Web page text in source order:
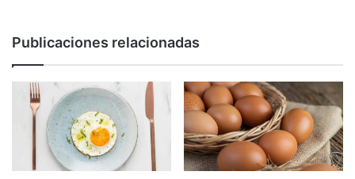
Publicaciones relacionadas